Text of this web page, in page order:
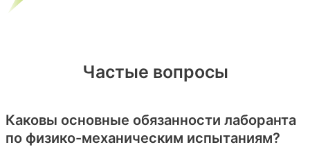
Частые вопросы
Каковы основные обязанности лаборанта
по физико-механическим испытаниям?